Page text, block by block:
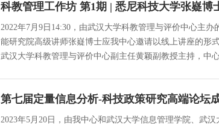
科教管理工作坊 第1期 | 悉尼科技大学张嶷博
2022年7月9日14:30，由武汉大学科教管理与评价中心主
能研究院高级讲师张嶷博士应我中心邀请以线上讲座的形
武汉大学科教管理与评价中心副主任黄颖副教授主持，中
第七届定量信息分析-科技政策研究高端论坛
2023年5月20日，由我中心和武汉大学信息管理学院、武